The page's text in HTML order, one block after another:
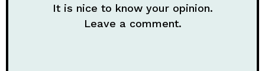
It is nice to know your opinion.
Leave a comment.